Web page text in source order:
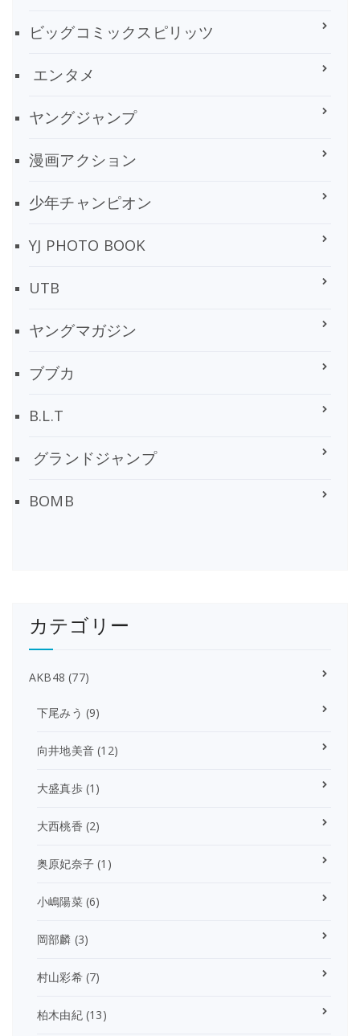
ビッグコミックスピリッツ
エンタメ
ヤングジャンプ
漫画アクション
少年チャンピオン
YJ PHOTO BOOK
UTB
ヤングマガジン
ブブカ
B.L.T
グランドジャンプ
BOMB
カテゴリー
AKB48 (77)
下尾みう (9)
向井地美音 (12)
大盛真歩(1)
大西桃香 (2)
奥原妃奈子 (1)
小嶋陽菜(6)
岡部麟 (3)
村山彩希(7)
柏木由紀(13)